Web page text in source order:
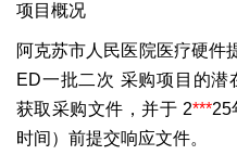
项目概况
阿克苏市人民医院医疗硬件
ED一批二次 采购项目的
获取采购文件，并于 2***25
时间）前提交响应文件。